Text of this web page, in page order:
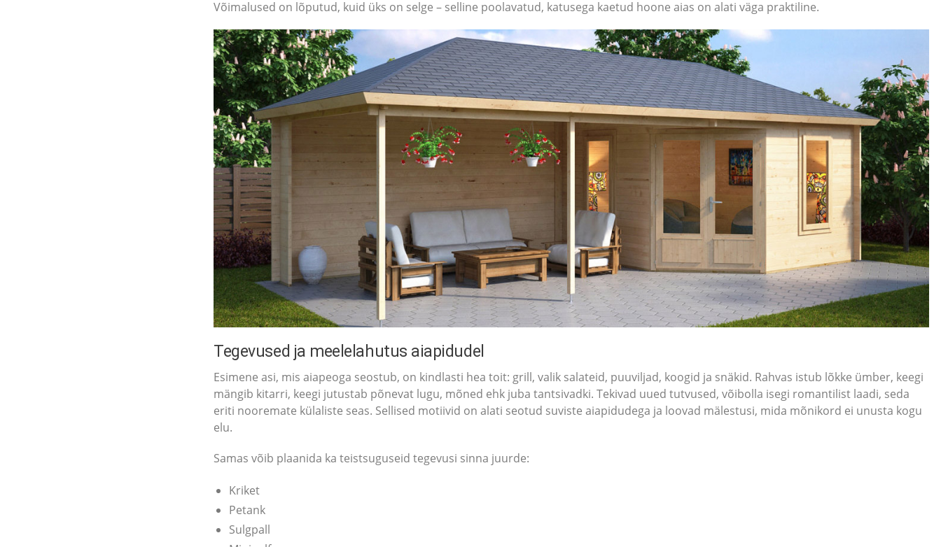
Võimalused on lõputud, kuid üks on selge – selline poolavatud, katusega kaetud hoone aias on alati väga praktiline.
Tegevused ja meelelahutus aiapidudel
Esimene asi, mis aiapeoga seostub, on kindlasti hea toit: grill, valik salateid, puuviljad, koogid ja snäkid. Rahvas istub lõkke ümber, keegi
mängib kitarri, keegi jutustab põnevat lugu, mõned ehk juba tantsivadki. Tekivad uued tutvused, võibolla isegi romantilist laadi, seda
eriti nooremate külaliste seas. Sellised motiivid on alati seotud suviste aiapidudega ja loovad mälestusi, mida mõnikord ei unusta kogu
elu.
Samas võib plaanida ka teistsuguseid tegevusi sinna juurde:
Kriket
Petank
Sulgpall